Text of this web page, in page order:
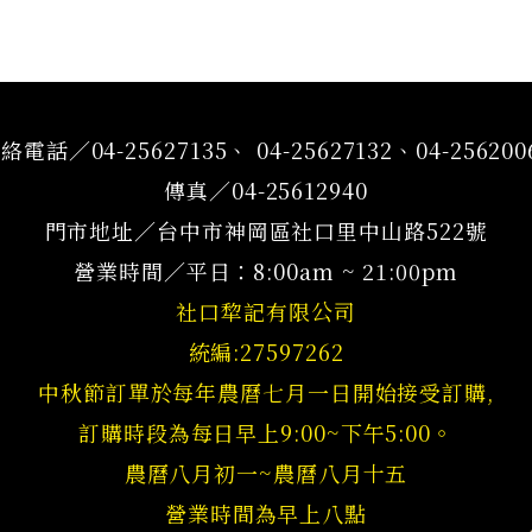
電話／04-25627135、 04-25627132、04-
傳真／04-25612940
門市地址／台中市神岡區社口里中山路522號
營業時間／平日：8:00am ~ 21:00pm
社口犂記有限公司
統編:27597262
中秋節訂單於每年農曆七月一日開始接受訂購,
訂購時段為每日早上9:00~下午5:00。
農曆八月初一~農曆八月十五
營業時間為早上八點